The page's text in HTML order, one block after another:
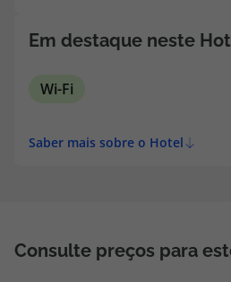
Em destaque neste
Wi-Fi
Saber mais sobre o Hotel
Consulte preços para